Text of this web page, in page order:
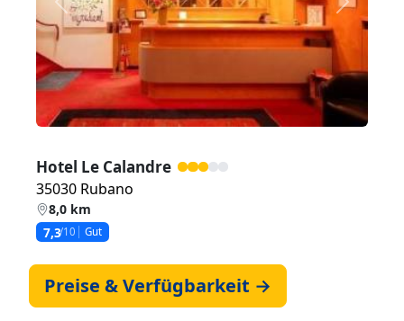
Zurück Weiter
Hotel Le Calandre
35030 Rubano
8,0 km
7,3/10 Gut
Preise & Verfügbarkeit →